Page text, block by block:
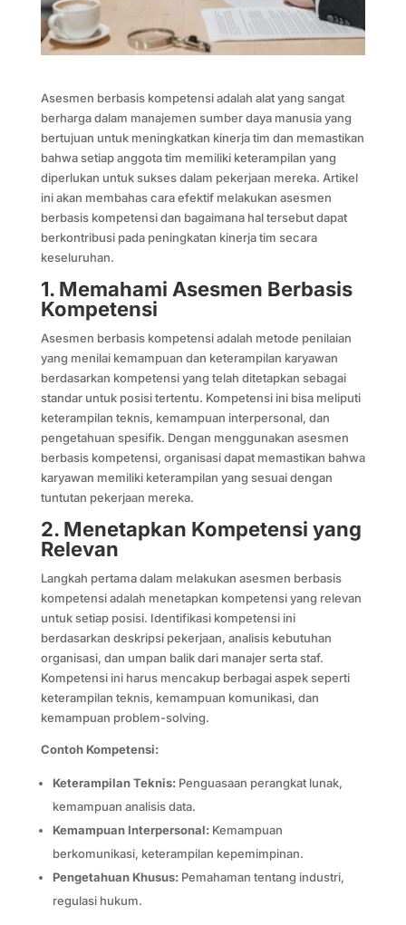
Asesmen berbasis kompetensi adalah alat yang sangat
berharga dalam manajemen sumber daya manusia yang
bertujuan untuk meningkatkan kinerja tim dan memastikan
bahwa setiap anggota tim memiliki keterampilan yang
diperlukan untuk sukses dalam pekerjaan mereka. Artikel
ini akan membahas cara efektif melakukan asesmen
berbasis kompetensi dan bagaimana hal tersebut dapat
berkontribusi pada peningkatan kinerja tim secara
keseluruhan.
1. Memahami Asesmen Berbasis
Kompetensi
Asesmen berbasis kompetensi adalah metode penilaian
yang menilai kemampuan dan keterampilan karyawan
berdasarkan kompetensi yang telah ditetapkan sebagai
standar untuk posisi tertentu. Kompetensi ini bisa meliputi
keterampilan teknis, kemampuan interpersonal, dan
pengetahuan spesifik. Dengan menggunakan asesmen
berbasis kompetensi, organisasi dapat memastikan bahwa
karyawan memiliki keterampilan yang sesuai dengan
tuntutan pekerjaan mereka.
2. Menetapkan Kompetensi yang
Relevan
Langkah pertama dalam melakukan asesmen berbasis
kompetensi adalah menetapkan kompetensi yang relevan
untuk setiap posisi. Identifikasi kompetensi ini
berdasarkan deskripsi pekerjaan, analisis kebutuhan
organisasi, dan umpan balik dari manajer serta staf.
Kompetensi ini harus mencakup berbagai aspek seperti
keterampilan teknis, kemampuan komunikasi, dan
kemampuan problem-solving.
Contoh Kompetensi:
Keterampilan Teknis: Penguasaan perangkat lunak,
kemampuan analisis data.
Kemampuan Interpersonal: Kemampuan
berkomunikasi, keterampilan kepemimpinan.
Pengetahuan Khusus: Pemahaman tentang industri,
regulasi hukum.